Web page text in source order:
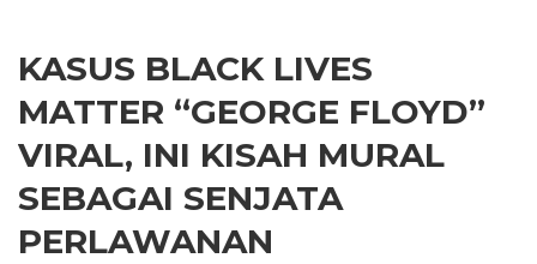
KASUS BLACK LIVES
MATTER “GEORGE FLOYD”
VIRAL, INI KISAH MURAL
SEBAGAI SENJATA
PERLAWANAN